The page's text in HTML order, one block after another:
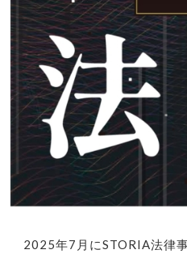
2025年7月にSTORIA法律